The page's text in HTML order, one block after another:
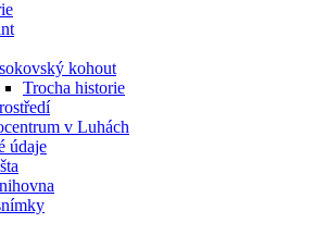
kohout
Trocha historie
v Luhách
údaje